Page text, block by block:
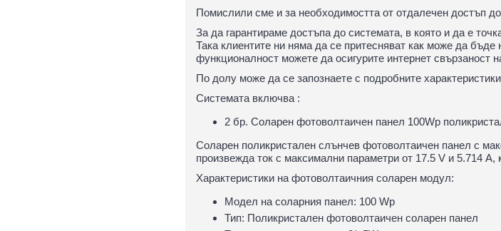
Помислили сме и за необходимостта от отдалечен достъп
За да гарантираме достъпа до системата, в която и да е
Така клиентите ни няма да се притесняват как може да
функционалност можете да осигурите интернет свързаност
По долу може да се запознаете с подробните
Системата включва :
2 бр. Соларен фотоволтаичен панел 100Wp
Соларен поликристален слънчев фотоволтаичен панел с
произвежда ток с максимални параметри от 17.5 V и 5.714
Характеристики на фотоволтаичния соларен модул:
Модел на соларния панел: 100 Wp
Тип: Поликристален фотоволтаичен соларен панел